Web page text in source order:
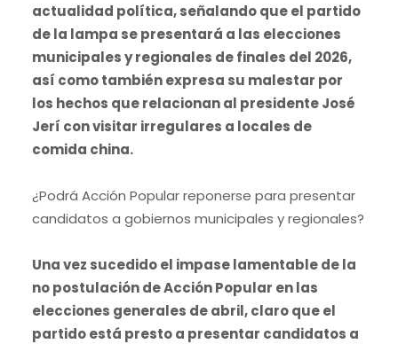
actualidad política, señalando que el partido
de la lampa se presentará a las elecciones
municipales y regionales de finales del 2026,
así como también expresa su malestar por
los hechos que relacionan al presidente José
Jerí con visitar irregulares a locales de
comida china.
¿Podrá Acción Popular reponerse para presentar
candidatos a gobiernos municipales y regionales?
Una vez sucedido el impase lamentable de la
no postulación de Acción Popular en las
elecciones generales de abril, claro que el
partido está presto a presentar candidatos a